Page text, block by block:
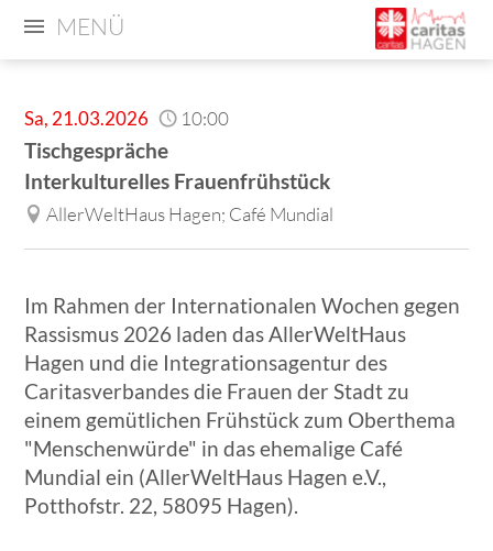
MENÜ
Sa, 21.03.2026 10:00
Tischgespräche
Interkulturelles Frauenfrühstück
AllerWeltHaus Hagen; Café Mundial
Im Rahmen der Internationalen Wochen gegen
Rassismus 2026 laden das AllerWeltHaus
Hagen und die Integrationsagentur des
Caritasverbandes die Frauen der Stadt zu
einem gemütlichen Frühstück zum Oberthema
"Menschenwürde" in das ehemalige Café
Mundial ein (AllerWeltHaus Hagen e.V.,
Potthofstr. 22, 58095 Hagen).